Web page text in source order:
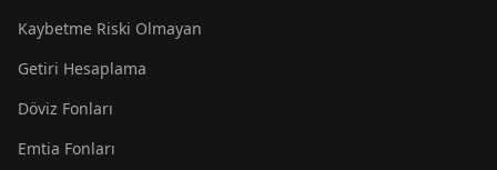
Kaybetme Riski Olmayan
Getiri Hesaplama
Döviz Fonları
Emtia Fonları